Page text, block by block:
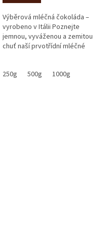
hvězdiček.
Výběrová mléčná čokoláda –
vyrobeno v Itálii Poznejte
jemnou, vyváženou a zemitou
chuť naší prvotřídní mléčné
250g
500g 1000g